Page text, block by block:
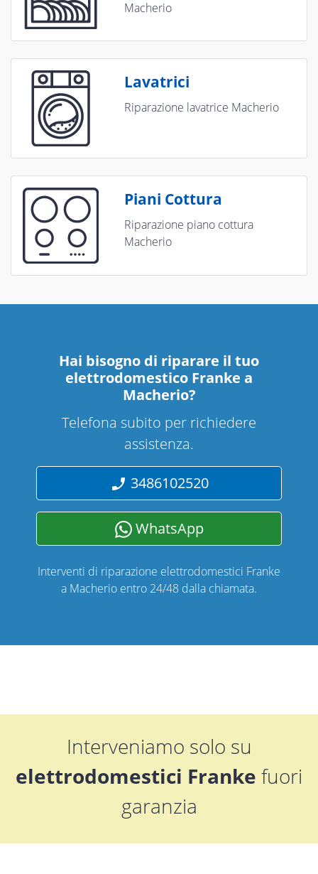
Macherio
Lavatrici
Riparazione lavatrice Macherio
Piani Cottura
Riparazione piano cottura
Macherio
Hai bisogno di riparare il tuo
elettrodomestico Franke a
Macherio?
Telefona subito per richiedere
assistenza.
3486102520
WhatsApp
Interventi di riparazione elettrodomestici Franke
a Macherio entro 24/48 dalla chiamata.
Interveniamo solo su
elettrodomestici Franke fuori
garanzia